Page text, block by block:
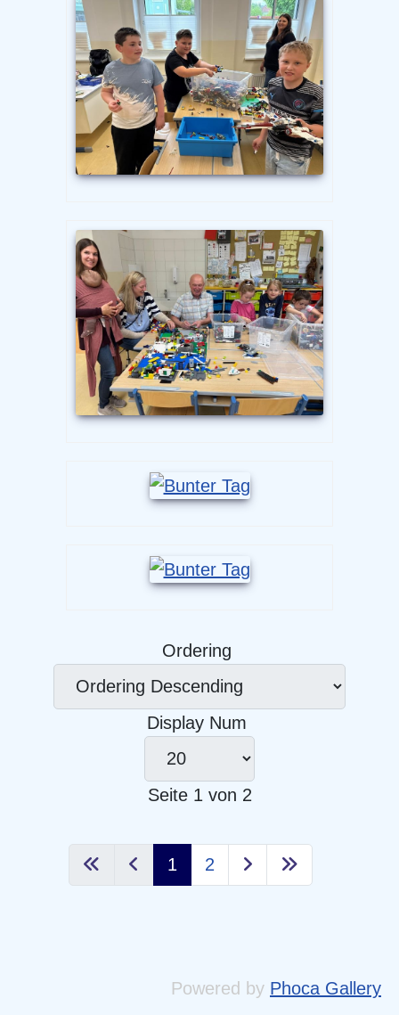
Ordering
Display Num
Seite 1 von 2
1 2
Powered by Phoca Gallery